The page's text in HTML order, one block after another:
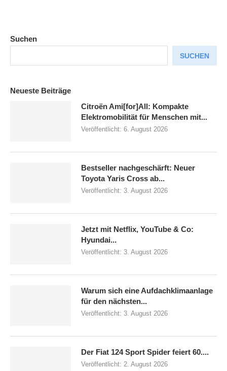
Suchen
SUCHEN
Neueste Beiträge
Citroën Ami[for]All: Kompakte
Elektromobilität für Menschen mit...
Veröffentlicht: 6. August 2026
Bestseller nachgeschärft: Neuer
Toyota Yaris Cross ab...
Veröffentlicht: 3. August 2026
Jetzt mit Netflix, YouTube & Co:
Hyundai...
Veröffentlicht: 3. August 2026
Warum sich eine Aufdachklimaanlage
für den nächsten...
Veröffentlicht: 3. August 2026
Der Fiat 124 Sport Spider feiert 60....
Veröffentlicht: 2. August 2026